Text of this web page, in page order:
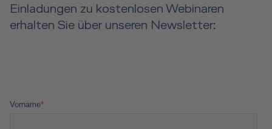
Einladungen zu kostenlosen Webinaren
erhalten Sie über unseren Newsletter: